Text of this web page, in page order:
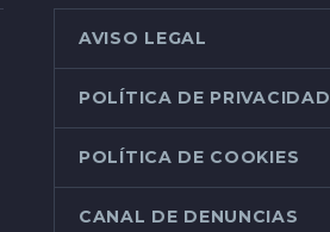
AVISO LEGAL
POLÍTICA DE PRIVACIDAD
POLÍTICA DE COOKIES
CANAL DE DENUNCIAS